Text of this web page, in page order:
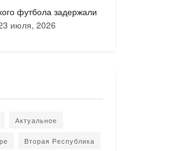
футбола задержали
июля, 2026
Актуальное
Вторая Республика